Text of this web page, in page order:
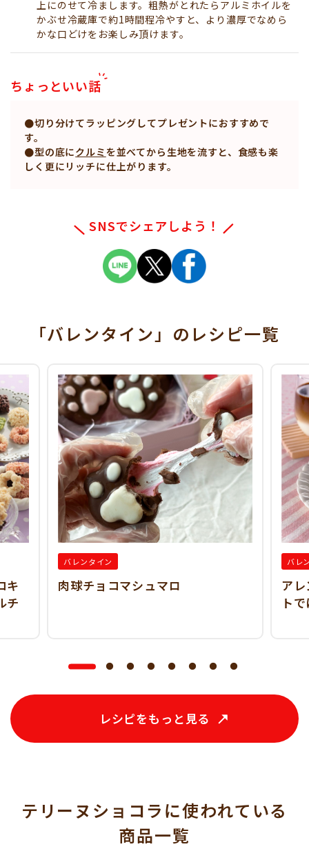
上にのせて冷まします。粗熱がとれたらアルミホイルを
かぶせ冷蔵庫で約1時間程冷やすと、より濃厚でなめら
かな口どけをお楽しみ頂けます。
ちょっといい話
●切り分けてラッピングしてプレゼントにおすすめで
す。
●型の底にクルミ を並べてから生地を流すと、食感も楽
しく更にリッチに仕上がります。
SNSでシェアしよう！
「バレンタイン」 のレシピ一覧
キ
チ
バレンタイン
肉球チョコマシュマロ
バレ
ア
ト
レシピをもっと見る
テリーヌショコラに使われている
商品一覧